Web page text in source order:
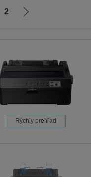
2
Ísť
Rýchly prehľad